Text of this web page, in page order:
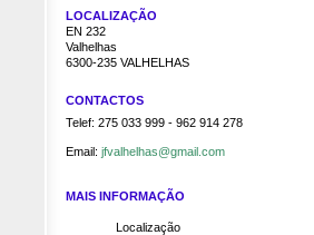
LOCALIZAÇÃO
EN 232
Valhelhas
6300-235 VALHELHAS
CONTACTOS
Telef: 275 033 999 - 962 914 278
Email: jfvalhelhas@gmail.com
MAIS INFORMAÇÃO
Localização